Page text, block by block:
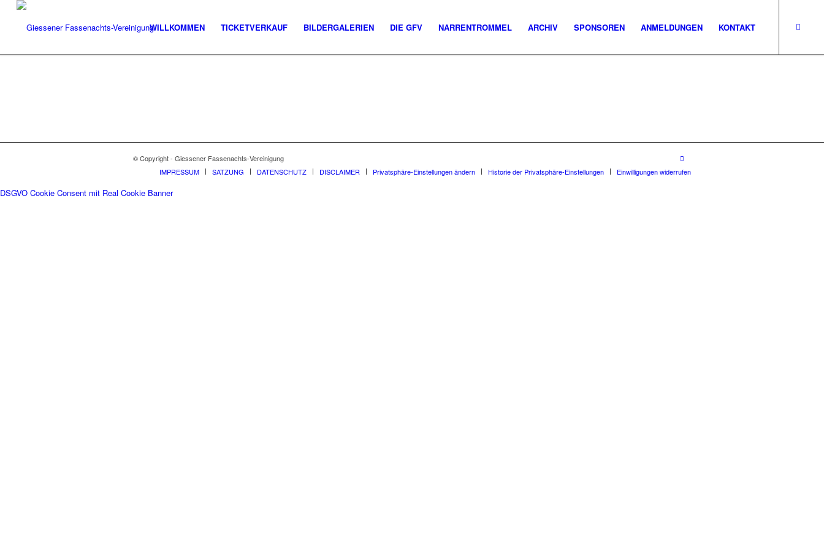
WILLKOMMEN TICKETVERKAUF BILDERGALERIEN DIE GFV NARRENTROMMEL ARCHIV SPONSOREN ANMELDUNGEN KONTAKT
© Copyright - Giessener Fassenachts-Vereinigung
IMPRESSUM
SATZUNG DATENSCHUTZ DISCLAIMER Privatsphäre-Einstellungen ändern Historie der Privatsphäre-Einstellungen Einwilligungen widerrufen
DSGVO Cookie Consent mit Real Cookie Banner